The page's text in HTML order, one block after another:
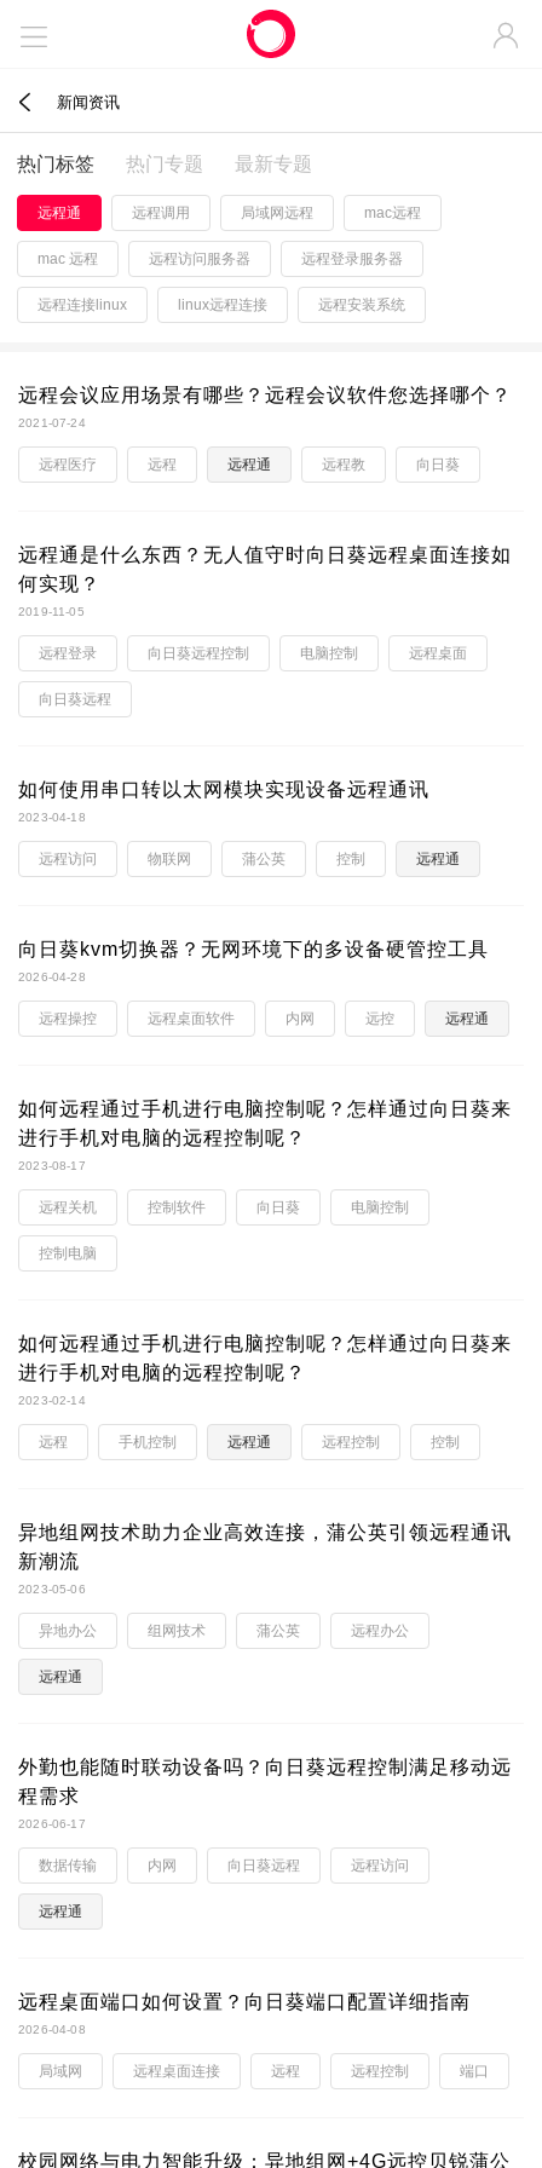
 
 新闻资讯
热门标签 热门专题 最新专题
远程通 远程调用 局域网远程 mac远程
mac 远程 远程访问服务器 远程登录服务器
远程连接linux linux远程连接 远程安装系统
远程会议应用场景有哪些？远程会议软件您选择哪个？
2021-07-24
远程医疗 远程 远程通 远程教 向日葵
远程通是什么东西？无人值守时向日葵远程桌面连接如
何实现？
2019-11-05
远程登录 向日葵远程控制 电脑控制 远程桌面
向日葵远程
如何使用串口转以太网模块实现设备远程通讯
2023-04-18
远程访问 物联网 蒲公英 控制 远程通
向日葵kvm切换器？无网环境下的多设备硬管控工具
2026-04-28
远程操控 远程桌面软件 内网 远控 远程通
如何远程通过手机进行电脑控制呢？怎样通过向日葵来
进行手机对电脑的远程控制呢？
2023-08-17
远程关机 控制软件 向日葵 电脑控制
控制电脑
如何远程通过手机进行电脑控制呢？怎样通过向日葵来
进行手机对电脑的远程控制呢？
2023-02-14
远程 手机控制 远程通 远程控制 控制
异地组网技术助力企业高效连接，蒲公英引领远程通讯
新潮流
2023-05-06
异地办公 组网技术 蒲公英 远程办公
远程通
外勤也能随时联动设备吗？向日葵远程控制满足移动远
程需求
2026-06-17
数据传输 内网 向日葵远程 远程访问
远程通
远程桌面端口如何设置？向日葵端口配置详细指南
2026-04-08
局域网 远程桌面连接 远程 远程控制 端口
校园网络与电力智能升级：异地组网+4G远控贝锐蒲公